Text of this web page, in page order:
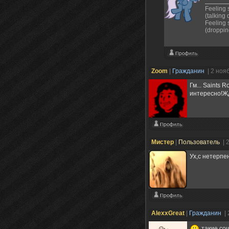
Feeling
(talking
Feeling
Zoom Гражданин
| 2
Гм... Saints
Мистер Пользователь
|
Ух,с
AlexxGreat Гражданин